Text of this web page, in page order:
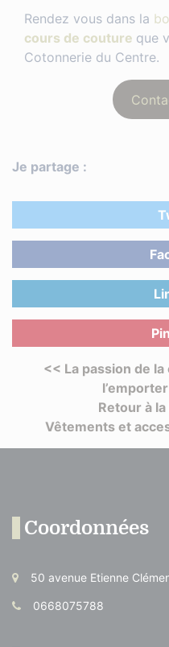
Rendez vous dans la
cours de couture que
Cotonnerie du Centre.
Je partage :
<< La passion de
Retour à
Vêtements et
Coordonnées
50 avenue Etienne
0668075788